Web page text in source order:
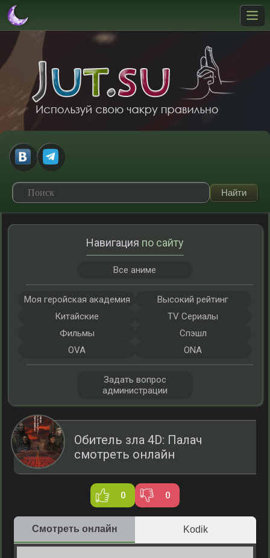
Обитель зла 4D: Палач
смотреть онлайн
0 0
Смотреть онлайн Kodik
Навигация по сайту
Все аниме
Моя геройская академия
Высокий рейтинг
Китайские
TV Сериалы
Фильмы
Спэшл
OVA
ONA
Задать вопрос
администрации